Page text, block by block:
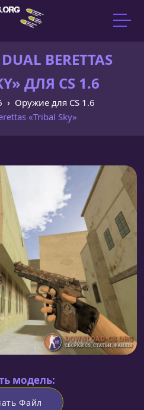
BERETTAS
ДЛЯ CS 1.6
Оружие для CS 1.6
«Tribal Sky»
модель:
Файл